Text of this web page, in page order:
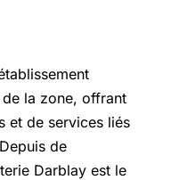
la zone, offrant
et de services liés
de
Darblay est le